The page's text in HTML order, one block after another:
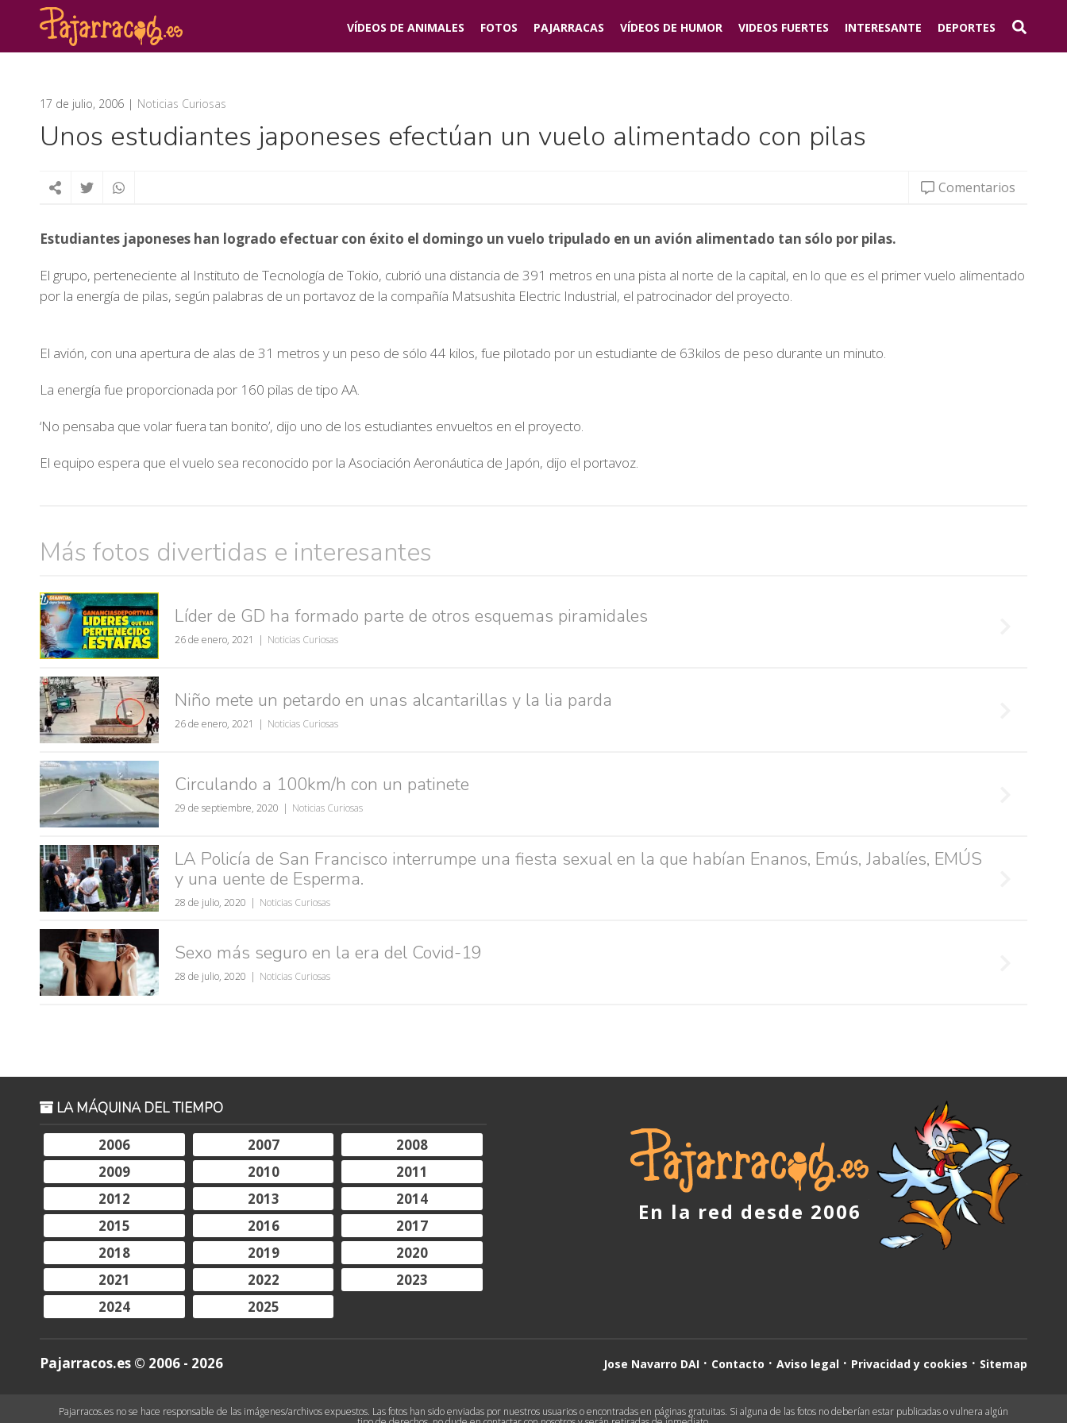
mujeres guapas
VÍDEOS DE ANIMALES FOTOS PAJARRACAS VÍDEOS DE HUMOR VIDEOS FUERTES INTERESANTE DEPORTES
17 de julio, 2006 Noticias Curiosas
Unos estudiantes japoneses efectúan un vuelo alimentado con pilas
Comentarios
Estudiantes japoneses han logrado efectuar con éxito el domingo un vuelo tripulado en un avión alimentado tan sólo por pilas.
El grupo, perteneciente al Instituto de Tecnología de Tokio, cubrió una distancia de 391 metros en una pista al norte de la capital, en lo que es el primer vuelo alimentado
por la energía de pilas, según palabras de un portavoz de la compañía Matsushita Electric Industrial, el patrocinador del proyecto.
El avión, con una apertura de alas de 31 metros y un peso de sólo 44 kilos, fue pilotado por un estudiante de 63kilos de peso durante un minuto.
La energía fue proporcionada por 160 pilas de tipo AA.
‘No pensaba que volar fuera tan bonito’, dijo uno de los estudiantes envueltos en el proyecto.
El equipo espera que el vuelo sea reconocido por la Asociación Aeronáutica de Japón, dijo el portavoz.
Más fotos divertidas e interesantes
Líder de GD ha formado parte de otros esquemas piramidales
26 de enero, 2021 Noticias Curiosas
Niño mete un petardo en unas alcantarillas y la lia parda
26 de enero, 2021 Noticias Curiosas
Circulando a 100km/h con un patinete
29 de septiembre, 2020 Noticias Curiosas
LA Policía de San Francisco interrumpe una fiesta sexual en la que habían Enanos, Emús, Jabalíes, EMÚS
y una uente de Esperma.
28 de julio, 2020 Noticias Curiosas
Sexo más seguro en la era del Covid-19
28 de julio, 2020 Noticias Curiosas
LA MÁQUINA DEL TIEMPO
2006
2007
2008
2009
2010
2011
2012
2013
2014
2015
2016
2017
2018
2019
2020
2021
2022
2023
2024
2025
En la red desde 2006
Pajarracos.es © 2006 - 2026 Jose Navarro DAI Contacto Aviso legal Privacidad y cookies Sitemap
Pajarracos.es no se hace responsable de las imágenes/archivos expuestos. Las fotos han sido enviadas por nuestros usuarios o encontradas en páginas gratuitas. Si alguna de las fotos no deberían estar publicadas o vulnera algún